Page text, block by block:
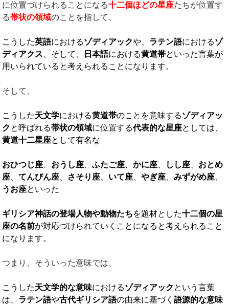
に位置づけられることになる十二個ほどの星座たちが位置す
る帯状の領域のことを指して、
こうした英語におけるゾディアックや、 ラテン語におけるゾ
ディアクス、そして、 日本語における黄道帯といった言葉が
用いられていると考えられることになります。
そして、
こうした天文学における黄道帯のことを意味するゾディアッ
ク と呼ばれる帯状の領域に位置する代表的な星座としては、
黄道十二星座として有名な
おひつじ座、 おうし座、ふたご座、かに座、 しし座、 おとめ
座、てんびん座、 さそり座、 いて座、やぎ座、みずがめ座、
うお座といった
ギリシア神話の登場人物や動物たちを題材とした十二個の星
座の名前が対応づけられていくことになると考えられること
になります。
つまり、そういった意味では、
こうした天文学的な意味におけるゾディアック という言葉
は、 ラテン語や古代ギリシア語の由来に基づく語源的な意味